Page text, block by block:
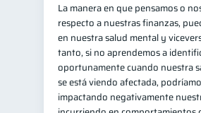
La manera en que pensamos o
respecto a nuestras finanzas,
en nuestra salud mental y
tanto, si no aprendemos a
oportunamente cuando nuestra
se está viendo afectada,
impactando negativamente